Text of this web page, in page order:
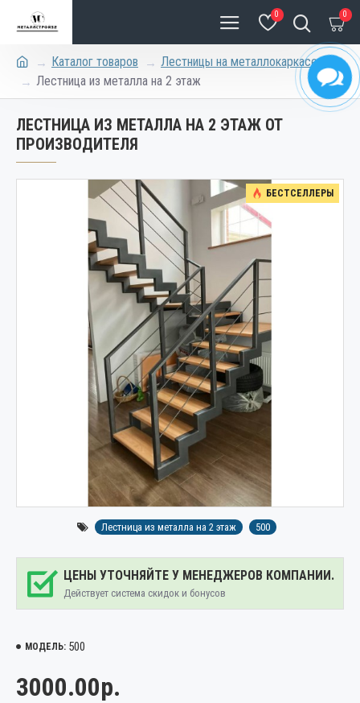
0 0
Каталог товаров
Лестницы на металлокаркасе
Лестница из металла на 2 этаж
ЛЕСТНИЦА ИЗ МЕТАЛЛА НА 2 ЭТАЖ ОТ
ПРОИЗВОДИТЕЛЯ
БЕСТСЕЛЛЕРЫ
Лестница из металла на 2 этаж 500
ЦЕНЫ УТОЧНЯЙТЕ У МЕНЕДЖЕРОВ КОМПАНИИ.
Действует система скидок и бонусов
МОДЕЛЬ: 500
3000.00р.